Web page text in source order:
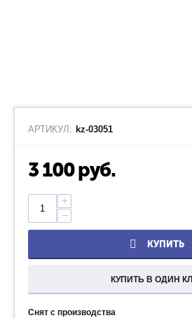
АРТИКУЛ: kz-03051
3 100руб.
+
−
КУПИТЬ
КУПИТЬ В ОДИН
Снят с производства